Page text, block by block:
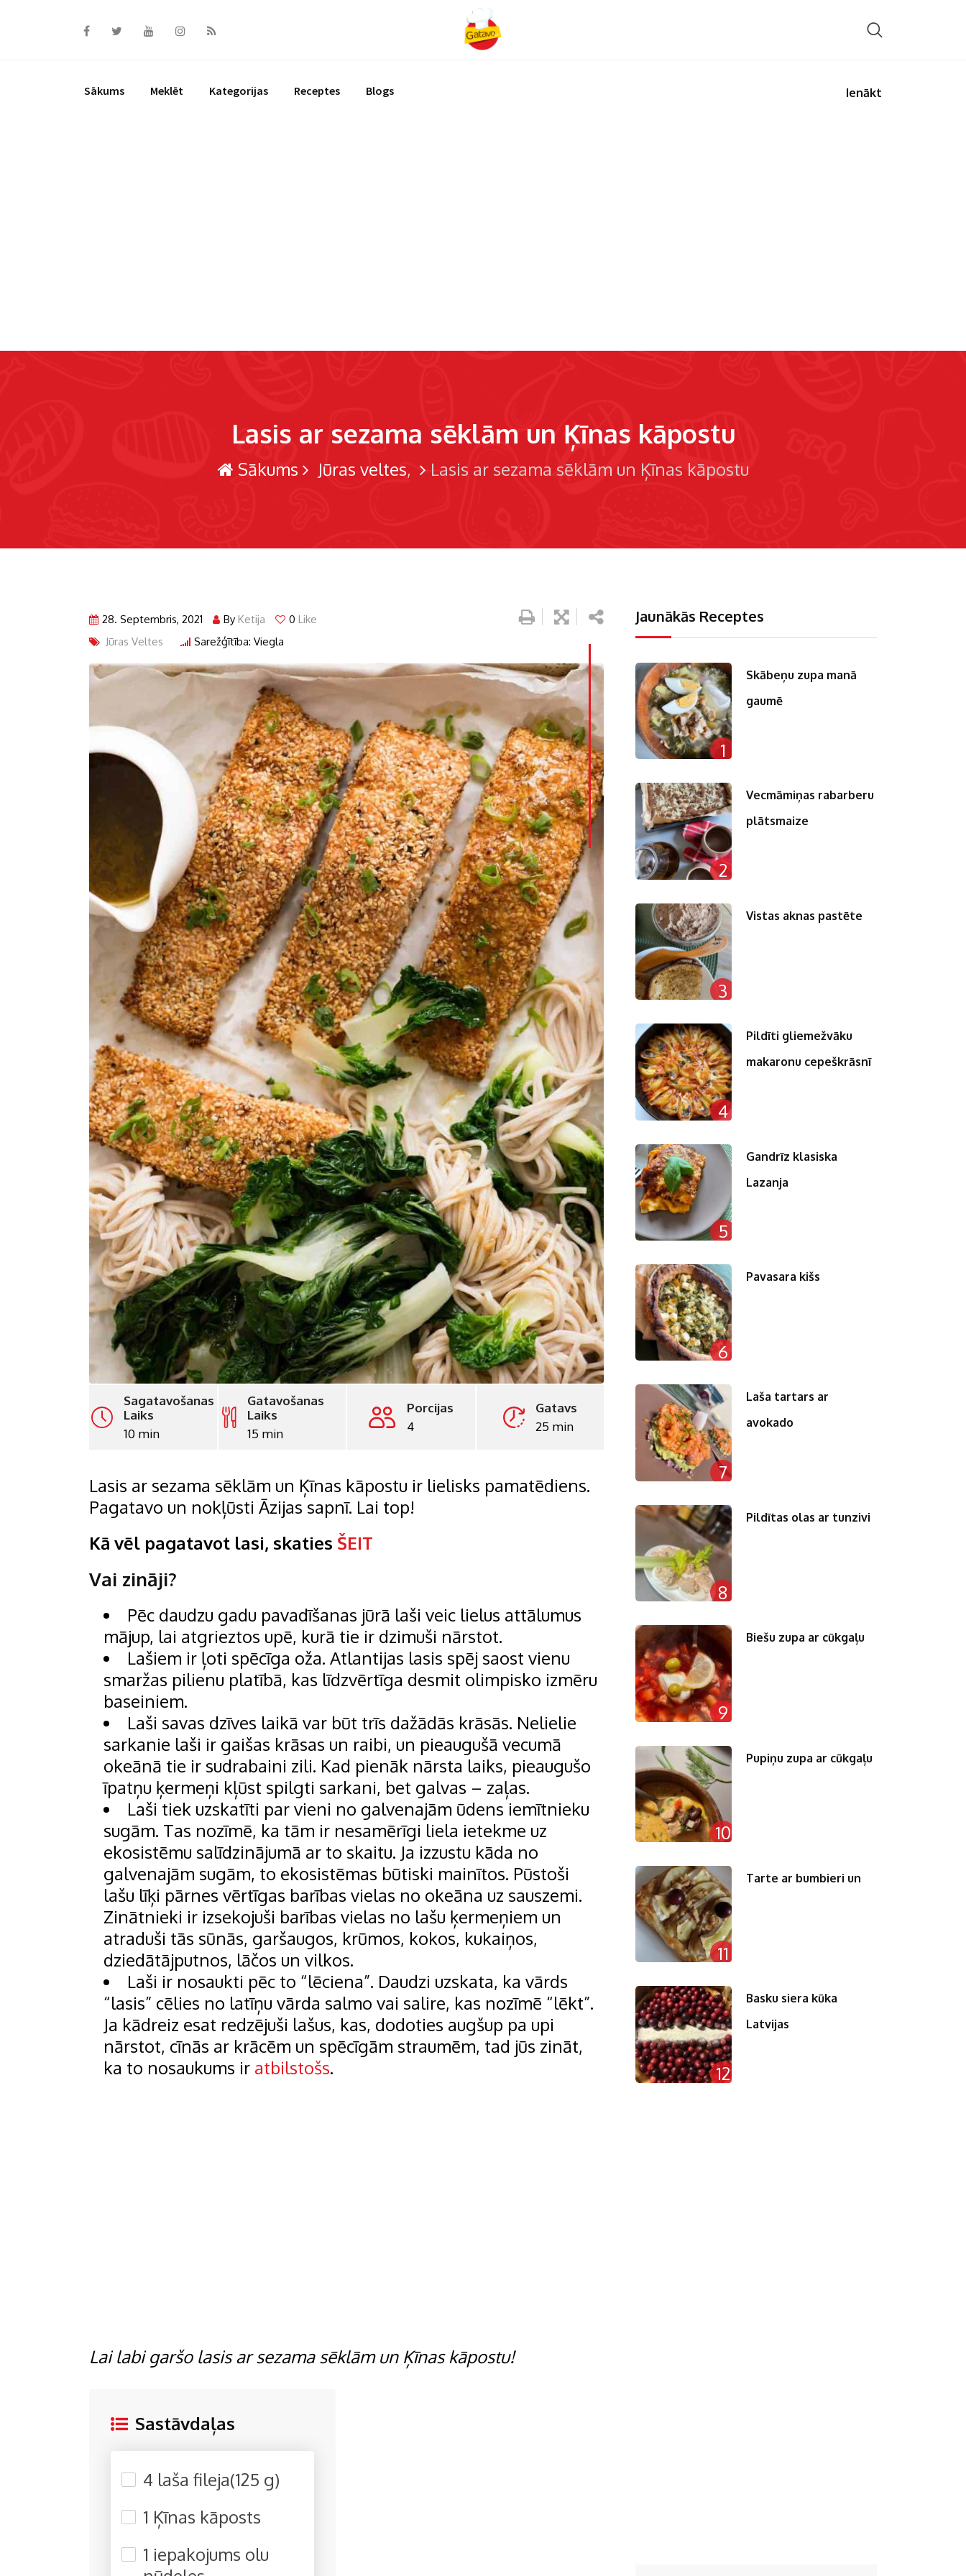
Sākums Meklēt Kategorijas Receptes Blogs Ienākt
Lasis ar sezama sēklām un Ķīnas kāpostu
Sākums Jūras veltes Lasis ar sezama sēklām un Ķīnas kāpostu
28. Septembris, 2021 By Ketija 0 Like
Jūras Veltes
Sarežģītība: Viegla
LinkedIn
Whatsapp
Pinterest
Print
Sagatavošanas
Laiks
10 min
Gatavošanas
Laiks
15 min
Porcijas
4
Gatavs
25 min
Lasis ar sezama sēklām un Ķīnas kāpostu ir lielisks pamatēdiens.
Pagatavo un nokļūsti Āzijas sapnī. Lai top!
Kā vēl pagatavot lasi, skaties ŠEIT
Vai zināji?
Pēc daudzu gadu pavadīšanas jūrā laši veic lielus attālumus
mājup, lai atgrieztos upē, kurā tie ir dzimuši nārstot.
Lašiem ir ļoti spēcīga oža. Atlantijas lasis spēj saost vienu
smaržas pilienu platībā, kas līdzvērtīga desmit olimpisko izmēru
baseiniem.
Laši savas dzīves laikā var būt trīs dažādās krāsās. Nelielie
sarkanie laši ir gaišas krāsas un raibi, un pieaugušā vecumā
okeānā tie ir sudrabaini zili. Kad pienāk nārsta laiks, pieaugušo
īpatņu ķermeņi kļūst spilgti sarkani, bet galvas – zaļas.
Laši tiek uzskatīti par vieni no galvenajām ūdens iemītnieku
sugām. Tas nozīmē, ka tām ir nesamērīgi liela ietekme uz
ekosistēmu salīdzinājumā ar to skaitu. Ja izzustu kāda no
galvenajām sugām, to ekosistēmas būtiski mainītos. Pūstoši
lašu līķi pārnes vērtīgas barības vielas no okeāna uz sauszemi.
Zinātnieki ir izsekojuši barības vielas no lašu ķermeņiem un
atraduši tās sūnās, garšaugos, krūmos, kokos, kukaiņos,
dziedātājputnos, lāčos un vilkos.
Laši ir nosaukti pēc to “lēciena”. Daudzi uzskata, ka vārds
“lasis” cēlies no latīņu vārda salmo vai salire, kas nozīmē “lēkt”.
Ja kādreiz esat redzējuši lašus, kas, dodoties augšup pa upi
nārstot, cīnās ar krācēm un spēcīgām straumēm, tad jūs zināt,
ka to nosaukums ir atbilstošs.
Lai labi garšo lasis ar sezama sēklām un Ķīnas kāpostu!
Sastāvdaļas
4 laša fileja(125 g)
1 Ķīnas kāposts
1 iepakojums olu
Jaunākās Receptes
1
Skābeņu zupa manā
gaumē
2
Vecmāmiņas rabarberu
plātsmaize
3
Vistas aknas pastēte
4
Pildīti gliemežvāku
makaronu cepeškrāsnī
5
Gandrīz klasiska
Lazanja
6
Pavasara kišs
7
Laša tartars ar
avokado
8
Pildītas olas ar tunzivi
9
Biešu zupa ar cūkgaļu
10
Pupiņu zupa ar cūkgaļu
11
Tarte ar bumbieri un
12
Basku siera kūka
Latvijas